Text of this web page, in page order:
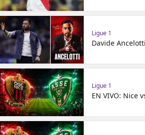
Ligue 1
Davide
Ligue 1
EN VIVO: Nice